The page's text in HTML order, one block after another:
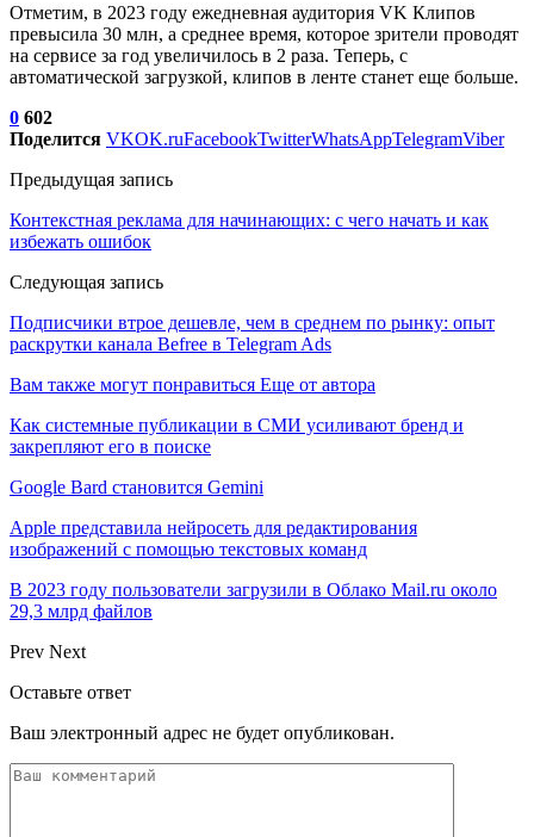
Отметим, в 2023 году ежедневная аудитория VK Клипов
превысила 30 млн, а среднее время, которое зрители проводят
на сервисе за год увеличилось в 2 раза. Теперь, с
автоматической загрузкой, клипов в ленте станет еще больше.
0 602
Поделится VKOK.ruFacebookTwitterWhatsAppTelegramViber
Предыдущая запись
Контекстная реклама для начинающих: с чего начать и как
избежать ошибок
Следующая запись
Подписчики втрое дешевле, чем в среднем по рынку: опыт
раскрутки канала Befree в Telegram Ads
Вам также могут понравиться Еще от автора
Как системные публикации в СМИ усиливают бренд и
закрепляют его в поиске
Google Bard становится Gemini
Apple представила нейросеть для редактирования
изображений с помощью текстовых команд
В 2023 году пользователи загрузили в Облако Mail.ru около
29,3 млрд файлов
Prev Next
Оставьте ответ
Ваш электронный адрес не будет опубликован.